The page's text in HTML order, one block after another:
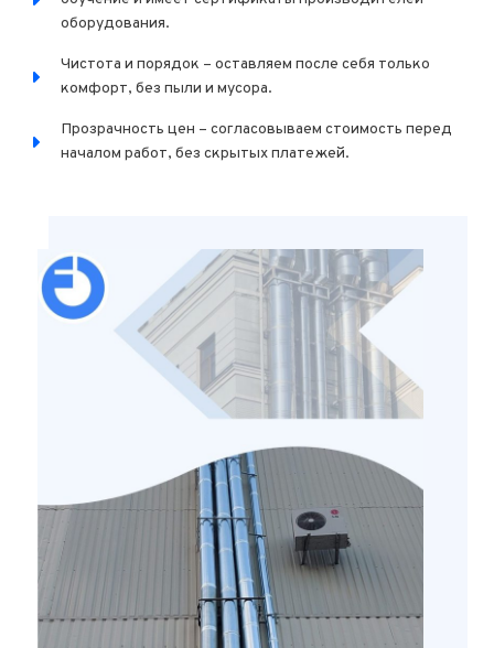
оборудования.
Чистота и порядок – оставляем после себя только
комфорт, без пыли и мусора.
Прозрачность цен – согласовываем стоимость перед
началом работ, без скрытых платежей.